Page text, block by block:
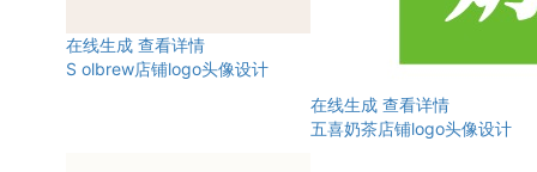
在线生成 查看详情
S olbrew店铺logo头像设计
在线生成 查看详情
五喜奶茶店铺logo头像设计